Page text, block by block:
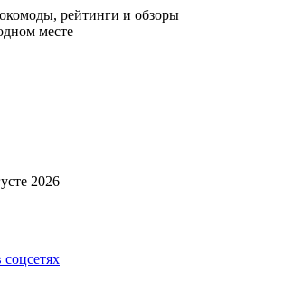
рейтинги и обзоры
месте
2026